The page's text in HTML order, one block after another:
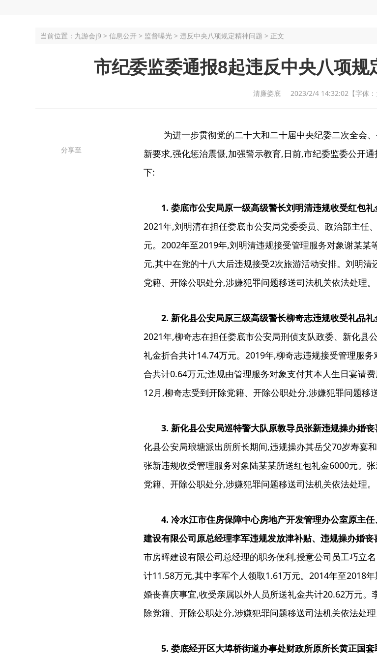
当前位置： 九游会j9 > 信息公开 > 监督曝光 > 违反中央八项规定精神问题 > 正文
市纪委监委通报8起违反中央八项
清廉娄底 2023/2/4 14:32:02 【字体：
分享至
为进一步贯彻党的二十大和二十届中央纪委二次全会
新要求,强化惩治震慑,加强警示教育,日前,市纪委监委公开
下:
1. 娄底市公安局原一级高级警长刘明清违规收受红包
2021年,刘明清在担任娄底市公安局党委委员、政治部主任
元。2002年至2019年,刘明清违规接受管理服务对象谢某
元,其中在党的十八大后违规接受2次旅游活动安排。刘明
党籍、开除公职处分,涉嫌犯罪问题移送司法机关依法处理。
2. 新化县公安局原三级高级警长柳奇志违规收受礼品
2021年,柳奇志在担任娄底市公安局刑侦支队政委、新化县
礼金折合共计14.74万元。2019年,柳奇志违规接受管理服
合共计0.64万元;违规由管理服务对象支付其本人生日宴请
12月,柳奇志受到开除党籍、开除公职处分,涉嫌犯罪问题移
3. 新化县公安局巡特警大队原教导员张新违规操办婚丧
化县公安局琅塘派出所所长期间,违规操办其岳父70岁寿宴
张新违规收受管理服务对象陆某某所送红包礼金6000元。
党籍、开除公职处分,涉嫌犯罪问题移送司法机关依法处理。
4. 冷水江市住房保障中心房地产开发管理办公室原主
建设有限公司原总经理李军违规发放津补贴、违规操办婚丧
市房晖建设有限公司总经理的职务便利,授意公司员工巧立
计11.58万元,其中李军个人领取1.61万元。2014年至2018
婚丧喜庆事宜,收受亲属以外人员所送礼金共计20.62万元
除党籍、开除公职处分,涉嫌犯罪问题移送司法机关依法处理
5. 娄底经开区大埠桥街道办事处财政所原所长黄正国套